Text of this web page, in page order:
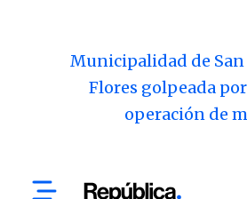
Municipalidad de San
Flores golpeada
operación de